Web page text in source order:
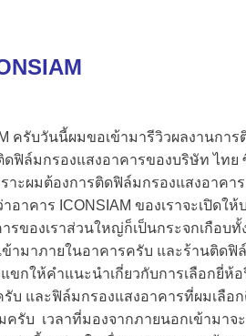
ครับวันนี้ผมขอเข้ามารีวิวผลงานก
ฟิล์มกรองแสงอาคารของบริษัท ไท
ะผมต้องการติดฟิล์มกรองแสงอาคา
อาคาร ICONSIAM ของเราจะเปิดใ
รของเราส่วนใหญ่ก็เป็นกระจกเกือบ
ามาภายในอาคารครับ และร้านติด
กให้คำแนะนำเกี่ยวกับการเลือกยี่ห้
บ และฟิล์มกรองแสงอาคารที่ผมเลือ
รับ เวลาที่มองจากภายนอกเข้ามาจ